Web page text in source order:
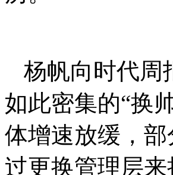
杨帆向时代周
如此密集的“换
体增速放缓，
过更换管理层